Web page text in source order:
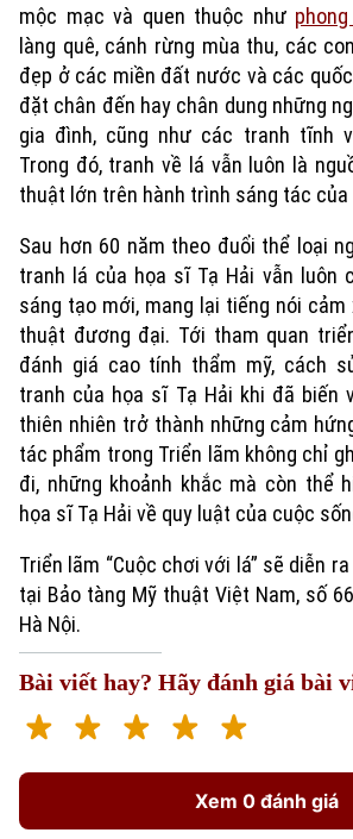
mộc mạc và quen thuộc như
làng quê, cánh rừng mùa thu, các
đẹp ở các miền đất nước và các
đặt chân đến hay chân dung những
gia đình, cũng như các tranh tĩnh
Trong đó, tranh về lá vẫn luôn là
thuật lớn trên hành trình sáng tác của
Sau hơn 60 năm theo đuổi thể loại
tranh lá của họa sĩ Tạ Hải vẫn luôn
sáng tạo mới, mang lại tiếng nói
thuật đương đại. Tới tham quan
đánh giá cao tính thẩm mỹ, cách
tranh của họa sĩ Tạ Hải khi đã biến
thiên nhiên trở thành những cảm
tác phẩm trong Triển lãm không chỉ
đi, những khoảnh khắc mà còn thể
họa sĩ Tạ Hải về quy luật của cuộc
Triển lãm “Cuộc chơi với lá” sẽ diễn
tại Bảo tàng Mỹ thuật Việt Nam, số
Hà Nội.
Bài viết hay? Hãy đánh giá bài
Xem 0 đánh giá